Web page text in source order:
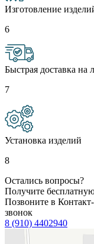
Изготовление
6
Быстрая доставка
7
Установка изделий
8
Остались вопросы?
Получите
Позвоните в
звонок
8 (910) 4402940